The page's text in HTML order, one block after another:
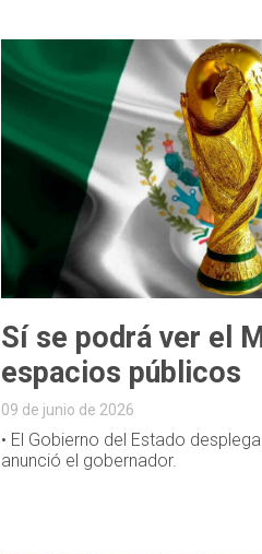
Sí se podrá ver el
espacios públicos
09 de junio de 2026
• El Gobierno del Estado
anunció el gobernador.